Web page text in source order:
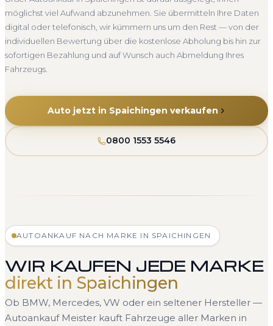
möglichst viel Aufwand abzunehmen. Sie übermitteln Ihre Daten
digital oder telefonisch, wir kümmern uns um den Rest — von der
individuellen Bewertung über die kostenlose Abholung bis hin zur
sofortigen Bezahlung und auf Wunsch auch Abmeldung Ihres
Fahrzeugs.
Auto jetzt in Spaichingen verkaufen
0800 1553 5546
AUTOANKAUF NACH MARKE IN SPAICHINGEN
WIR KAUFEN JEDE MARKE
direkt in Spaichingen
Ob BMW, Mercedes, VW oder ein seltener Hersteller —
Autoankauf Meister kauft Fahrzeuge aller Marken in